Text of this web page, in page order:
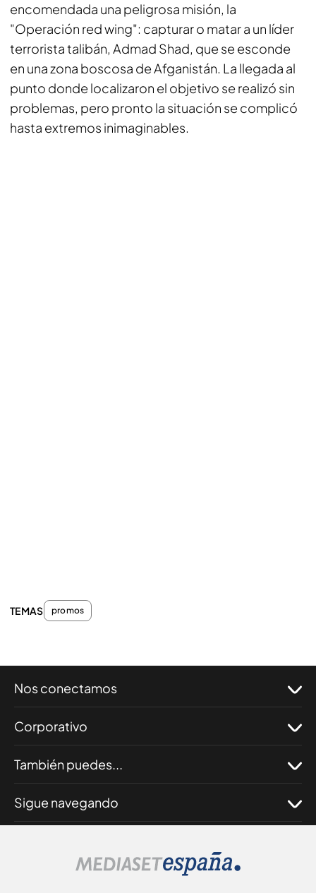
encomendada una peligrosa misión, la
"Operación red wing": capturar o matar a un líder
terrorista talibán, Admad Shad, que se esconde
en una zona boscosa de Afganistán. La llegada al
punto donde localizaron el objetivo se realizó sin
problemas, pero pronto la situación se complicó
hasta extremos inimaginables.
TEMAS promos
Nos conectamos
Corporativo
También puedes...
Sigue navegando